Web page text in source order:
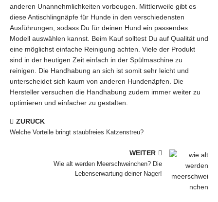
anderen Unannehmlichkeiten vorbeugen. Mittlerweile gibt es
diese Antischlingnäpfe für Hunde in den verschiedensten
Ausführungen, sodass Du für deinen Hund ein passendes
Modell auswählen kannst. Beim Kauf solltest Du auf Qualität und
eine möglichst einfache Reinigung achten. Viele der Produkt
sind in der heutigen Zeit einfach in der Spülmaschine zu
reinigen. Die Handhabung an sich ist somit sehr leicht und
unterscheidet sich kaum von anderen Hundenäpfen. Die
Hersteller versuchen die Handhabung zudem immer weiter zu
optimieren und einfacher zu gestalten.
ZURÜCK
Welche Vorteile bringt staubfreies Katzenstreu?
WEITER
Wie alt werden Meerschweinchen? Die
Lebenserwartung deiner Nager!